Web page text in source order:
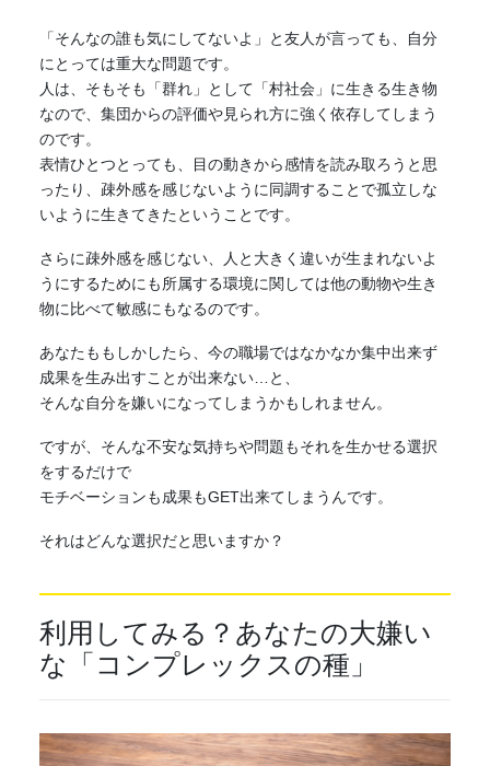
「そんなの誰も気にしてないよ」と友人が言っても、自分
にとっては重大な問題です。
人は、そもそも「群れ」として「村社会」に生きる生き物
なので、集団からの評価や見られ方に強く依存してしまう
のです。
表情ひとつとっても、目の動きから感情を読み取ろうと思
ったり、疎外感を感じないように同調することで孤立しな
いように生きてきたということです。
さらに疎外感を感じない、人と大きく違いが生まれないよ
うにするためにも所属する環境に関しては他の動物や生き
物に比べて敏感にもなるのです。
あなたももしかしたら、今の職場ではなかなか集中出来ず
成果を生み出すことが出来ない…と、
そんな自分を嫌いになってしまうかもしれません。
ですが、そんな不安な気持ちや問題もそれを生かせる選択
をするだけで
モチベーションも成果もGET出来てしまうんです。
それはどんな選択だと思いますか？
利用してみる？あなたの大嫌い
な「コンプレックスの種」